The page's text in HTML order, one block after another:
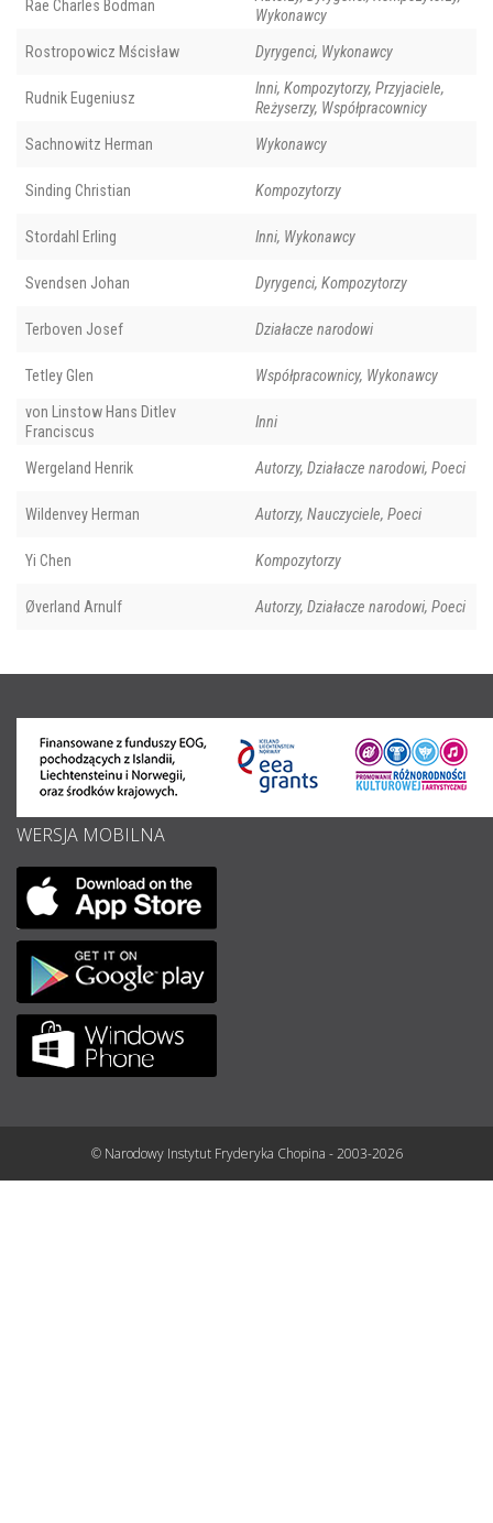
Rae Charles Bodman
Wykonawcy
Rostropowicz Mścisław Dyrygenci, Wykonawcy
Rudnik Eugeniusz
Inni, Kompozytorzy, Przyjaciele,
Reżyserzy, Współpracownicy
Sachnowitz Herman Wykonawcy
Sinding Christian Kompozytorzy
Stordahl Erling Inni, Wykonawcy
Svendsen Johan Dyrygenci, Kompozytorzy
Terboven Josef Działacze narodowi
Tetley Glen Współpracownicy, Wykonawcy
von Linstow Hans Ditlev
Franciscus
Inni
Wergeland Henrik Autorzy, Działacze narodowi, Poeci
Wildenvey Herman Autorzy, Nauczyciele, Poeci
Yi Chen Kompozytorzy
Øverland Arnulf Autorzy, Działacze narodowi, Poeci
WERSJA MOBILNA
© Narodowy Instytut Fryderyka Chopina - 2003-2026